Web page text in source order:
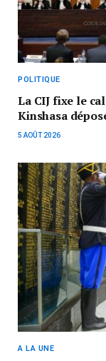
POLITIQUE
La CIJ fixe le
Kinshasa
5 AOÛT 2026
A LA UNE